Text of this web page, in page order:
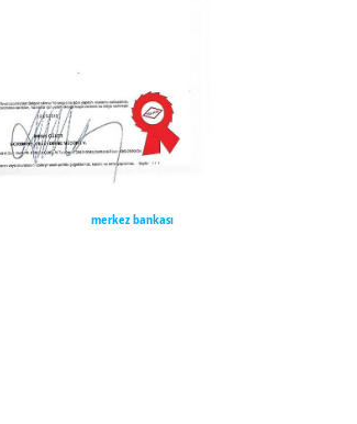
merkez bankası